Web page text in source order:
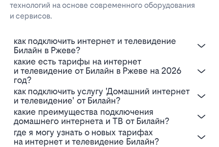
технологий на основе современного оборудования
и сервисов.
Как подключить интернет и телевидение
Билайн в Ржеве?
Какие есть тарифы на интернет
и телевидение от Билайн в Ржеве на 2026
год?
Как подключить услугу 'Домашний интернет
и телевидение' от Билайн?
Какие преимущества подключения
домашнего интернета и ТВ от Билайн?
Где я могу узнать о новых тарифах
на интернет и телевидение Билайн?